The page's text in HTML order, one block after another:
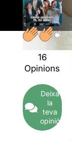
16
Opinions
Deixa
la
teva
opinió